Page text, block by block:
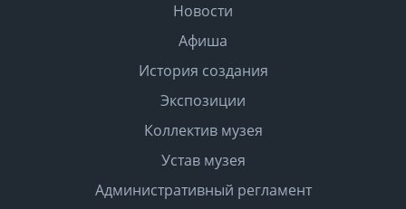
Новости
Афиша
История создания
Экспозиции
Коллектив музея
Устав музея
Административный регламент